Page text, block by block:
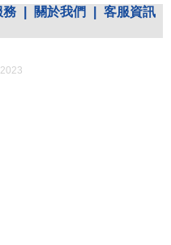
務 關於我們
客服資訊